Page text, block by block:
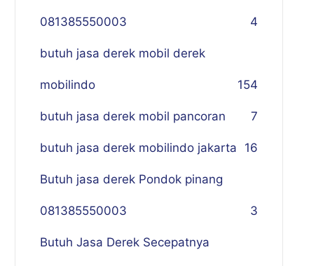
081385550003 4
butuh jasa derek mobil derek
mobilindo 154
butuh jasa derek mobil pancoran 7
butuh jasa derek mobilindo jakarta 16
Butuh jasa derek Pondok pinang
081385550003 3
Butuh Jasa Derek Secepatnya